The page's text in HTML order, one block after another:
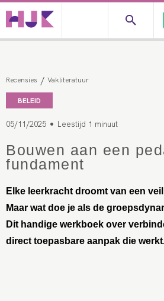
Recensies / Vakliteratuur
BELEID
05/11/2025 • Leestijd 1 minuut
Bouwen aan een
fundament
Elke leerkracht droomt van een
Maar wat doe je als de
Dit handige werkboek over
direct toepasbare aanpak die